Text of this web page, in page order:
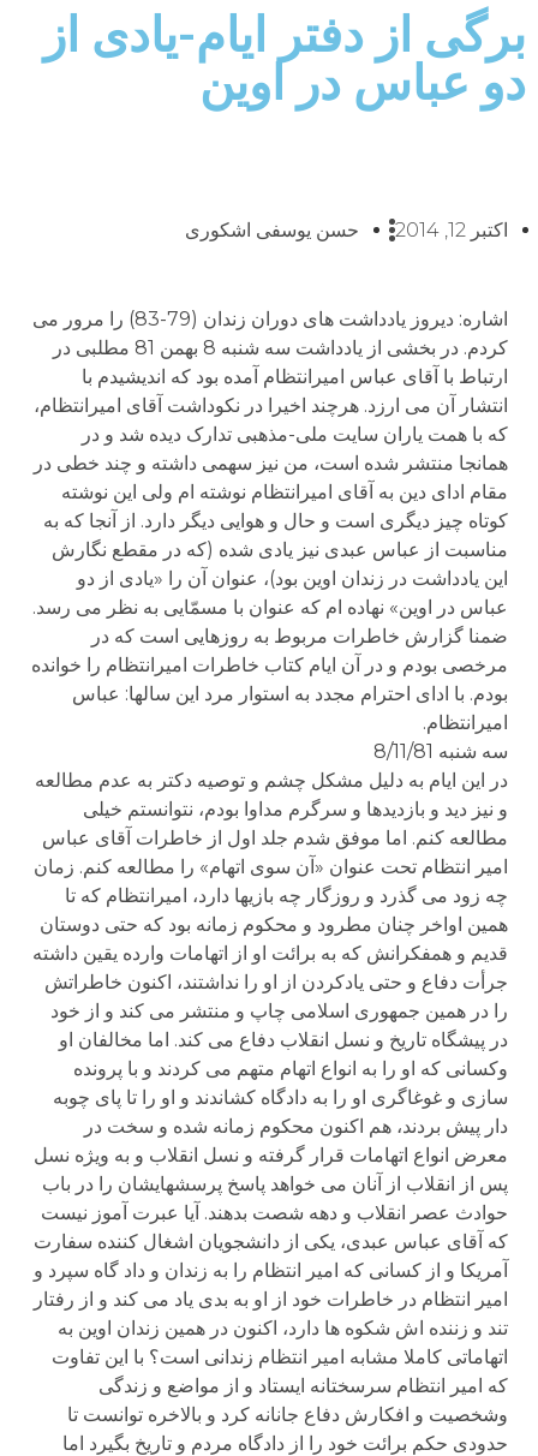
برگی از دفتر ایام-یادی از
دو عباس در اوین
اکتبر 12, 2014 حسن یوسفی اشکوری
اشاره: دیروز یادداشت های دوران زندان (79-83) را مرور می
کردم. در بخشی از یادداشت سه شنبه 8 بهمن 81 مطلبی در
ارتباط با آقای عباس امیرانتظام آمده بود که اندیشیدم با
انتشار آن می ارزد. هرچند اخیرا در نکوداشت آقای امیرانتظام،
که با همت یاران سایت ملی-مذهبی تدارک دیده شد و در
همانجا منتشر شده است، من نیز سهمی داشته و چند خطی در
مقام ادای دین به آقای امیرانتظام نوشته ام ولی این نوشته
کوتاه چیز دیگری است و حال و هوایی دیگر دارد. از آنجا که به
مناسبت از عباس عبدی نیز یادی شده (که در مقطع نگارش
این یادداشت در زندان اوین بود)، عنوان آن را «یادی از دو
عباس در اوین» نهاده ام که عنوان با مسمّایی به نظر می رسد.
ضمنا گزارش خاطرات مربوط به روزهایی است که در
مرخصی بودم و در آن ایام کتاب خاطرات امیرانتظام را خوانده
بودم. با ادای احترام مجدد به استوار مرد این سالها: عباس
امیرانتظام.
سه شنبه 8/11/81
در این ایام به دلیل مشکل چشم و توصیه دکتر به عدم مطالعه
و نیز دید و بازدیدها و سرگرم مداوا بودم، نتوانستم خیلی
مطالعه کنم. اما موفق شدم جلد اول از خاطرات آقای عباس
امیر انتظام تحت عنوان «آن سوی اتهام» را مطالعه کنم. زمان
چه زود می گذرد و روزگار چه بازیها دارد، امیرانتظام که تا
همین اواخر چنان مطرود و محکوم زمانه بود که حتی دوستان
قدیم و همفکرانش که به برائت او از اتهامات وارده یقین داشته
جرأت دفاع و حتی یادکردن از او را نداشتند، اکنون خاطراتش
را در همین جمهوری اسلامی چاپ و منتشر می کند و از خود
در پیشگاه تاریخ و نسل انقلاب دفاع می کند. اما مخالفان او
وکسانی که او را به انواع اتهام متهم می کردند و با پرونده
سازی و غوغاگری او را به دادگاه کشاندند و او را تا پای چوبه
دار پیش بردند، هم اکنون محکوم زمانه شده و سخت در
معرض انواع اتهامات قرار گرفته و نسل انقلاب و به ویژه نسل
پس از انقلاب از آنان می خواهد پاسخ پرسشهایشان را در باب
حوادث عصر انقلاب و دهه شصت بدهند. آیا عبرت آموز نیست
که آقای عباس عبدی، یکی از دانشجویان اشغال کننده سفارت
آمریکا و از کسانی که امیر انتظام را به زندان و داد گاه سپرد و
امیر انتظام در خاطرات خود از او به بدی یاد می کند و از رفتار
تند و زننده اش شکوه ها دارد، اکنون در همین زندان اوین به
اتهاماتی کاملا مشابه امیر انتظام زندانی است؟ با این تفاوت
که امیر انتظام سرسختانه ایستاد و از مواضع و زندگی
وشخصیت و افکارش دفاع جانانه کرد و بالاخره توانست تا
حدودی حکم برائت خود را از دادگاه مردم و تاریخ بگیرد اما